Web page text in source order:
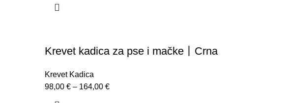
Krevet kadica za pse i mačke丨Crna
Krevet Kadica
98,00 € – 164,00 €